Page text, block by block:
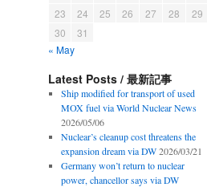
23
24 25 26 27 28
29
30
31
« May
Latest Posts / 最新記事
Ship modified for transport of used
MOX fuel via World Nuclear News
2026/05/06
Nuclear’s cleanup cost threatens the
expansion dream via DW 2026/03/21
Germany won’t return to nuclear
power, chancellor says via DW